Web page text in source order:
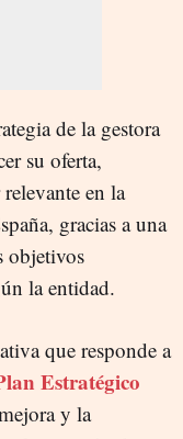
de la gestora
su oferta,
en la
gracias a una
objetivos
la entidad.
que responde a
Estratégico
y la